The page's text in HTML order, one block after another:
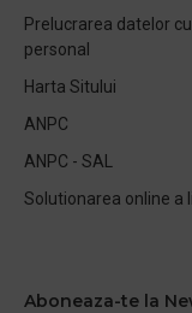
Prelucrarea datelor
personal
Harta Sitului
ANPC
ANPC - SAL
Solutionarea online a
Aboneaza-te la